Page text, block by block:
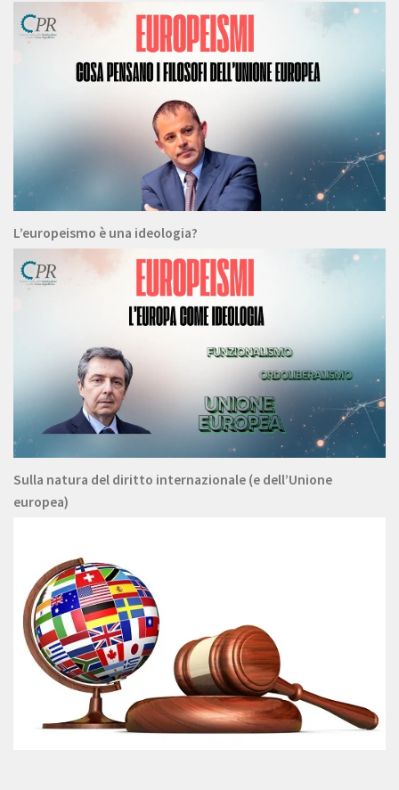
L’europeismo è una ideologia?
Sulla natura del diritto internazionale (e dell’Unione
europea)